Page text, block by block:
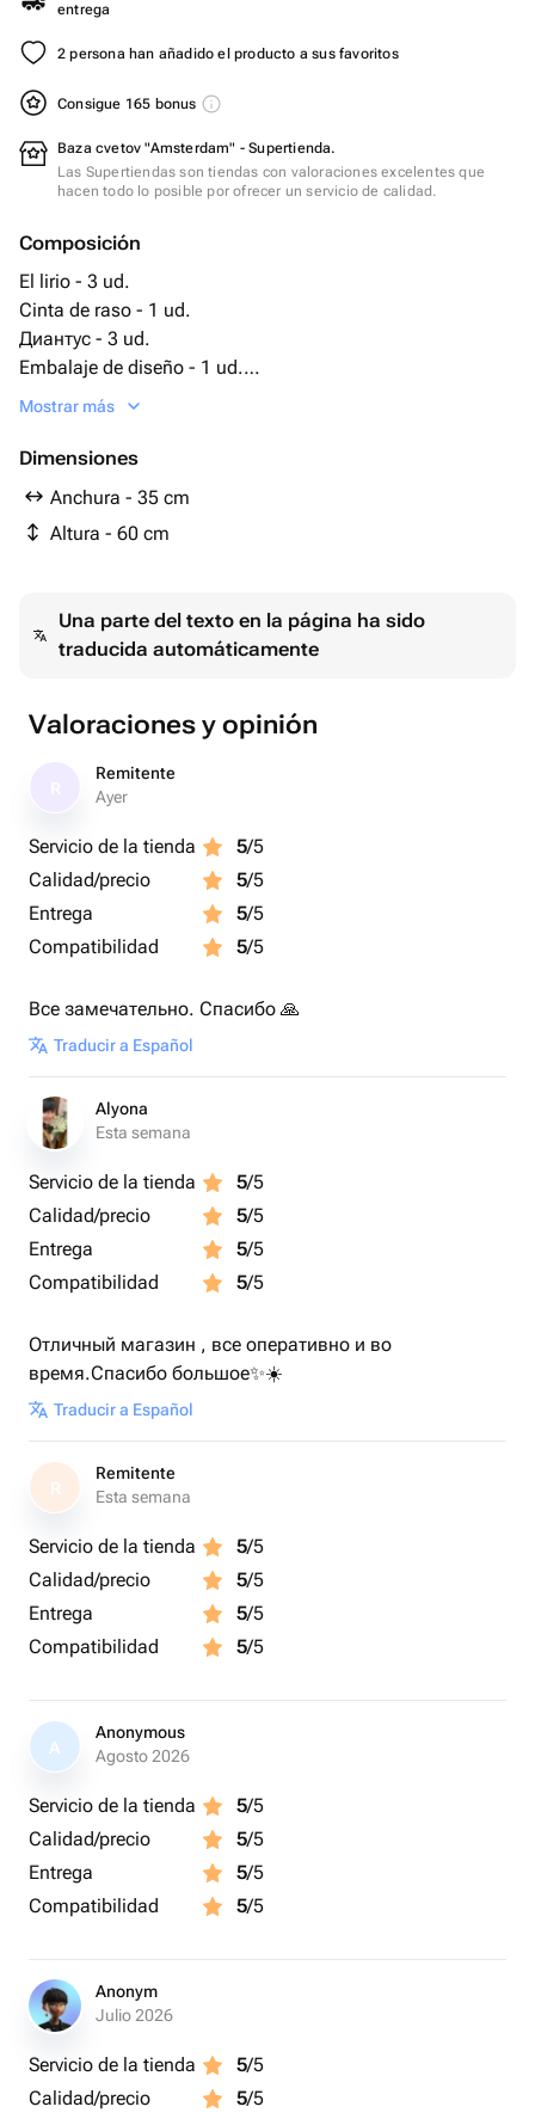
entrega
2 persona han añadido el producto a sus favoritos
Consigue 165 bonus
Baza cvetov "Amsterdam" - Supertienda.
Las Supertiendas son tiendas con valoraciones excelentes que
hacen todo lo posible por ofrecer un servicio de calidad.
Composición
El lirio - 3 ud.
Cinta de raso - 1 ud.
Диантус - 3 ud.
Embalaje de diseño - 1 ud.
Francesa rosa - 2 ud.
Mostrar más
Dimensiones
Anchura - 35 cm
Altura - 60 cm
Una parte del texto en la página ha sido
traducida automáticamente
Valoraciones y opinión
Remitente
Ayer
Servicio de la tienda 5/5
Calidad/precio
5/5
Entrega
5/5
Compatibilidad
5/5
Все замечательно. Спасибо 🙏
Traducir a Español
Alyona
Esta semana
Servicio de la tienda 5/5
Calidad/precio
5/5
Entrega
5/5
Compatibilidad
5/5
Отличный магазин , все оперативно и во
время.Спасибо большое✨☀️
Traducir a Español
R
Remitente
Esta semana
Servicio de la tienda 5/5
Calidad/precio
5/5
Entrega
5/5
Compatibilidad
5/5
A
Anonymous
Agosto 2026
Servicio de la tienda 5/5
Calidad/precio
5/5
Entrega
5/5
Compatibilidad
5/5
Anonym
Julio 2026
Servicio de la tienda 5/5
Calidad/precio
5/5